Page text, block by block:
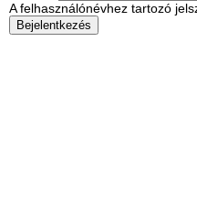
A felhasználónévhez tartozó